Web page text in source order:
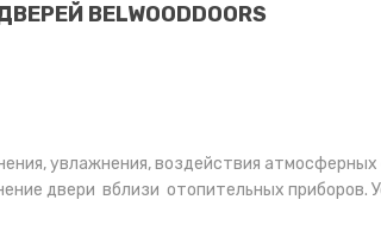
BELWOODDOORS
увлажнения, воздействия атмосферных
двери вблизи отопительных приборов.